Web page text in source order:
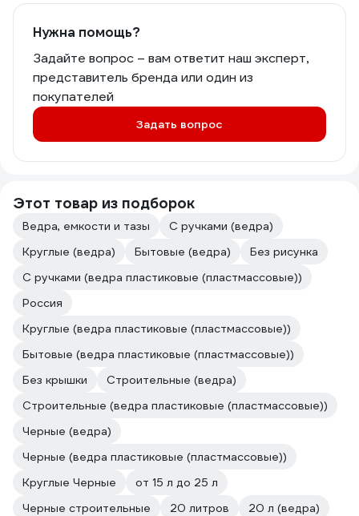
Нужна помощь?
Задайте вопрос – вам ответит наш эксперт,
представитель бренда или один из
покупателей
Задать вопрос
Этот товар из подборок
Ведра, емкости и тазы
С ручками (ведра)
Круглые (ведра)
Бытовые (ведра)
Без рисунка
С ручками (ведра пластиковые (пластмассовые))
Россия
Круглые (ведра пластиковые (пластмассовые))
Бытовые (ведра пластиковые (пластмассовые))
Без крышки
Строительные (ведра)
Строительные (ведра пластиковые (пластмассовые))
Черные (ведра)
Черные (ведра пластиковые (пластмассовые))
Круглые Черные
от 15 л до 25 л
Черные строительные
20 литров
20 л (ведра)